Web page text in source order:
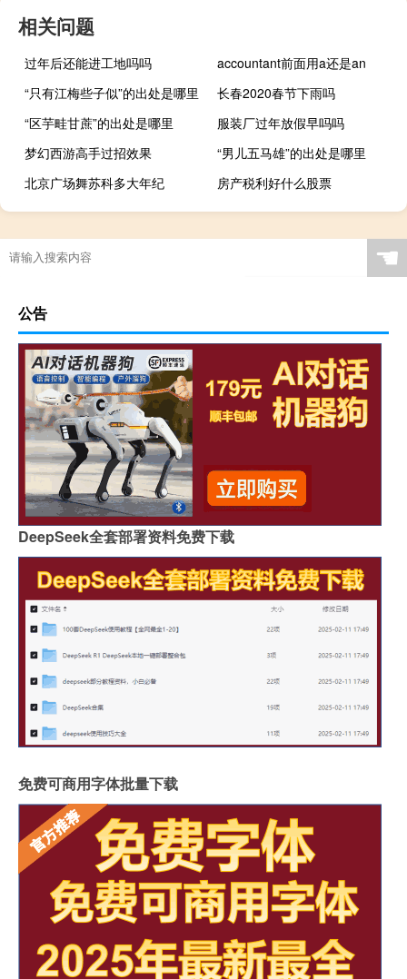
相关问题
过年后还能进工地吗吗
accountant前面用a还是an
“只有江梅些子似”的出处是哪里
长春2020春节下雨吗
“区芋畦甘蔗”的出处是哪里
服装厂过年放假早吗吗
梦幻西游高手过招效果
“男儿五马雄”的出处是哪里
北京广场舞苏科多大年纪
房产税利好什么股票
☚
公告
DeepSeek全套部署资料免费下载
免费可商用字体批量下载